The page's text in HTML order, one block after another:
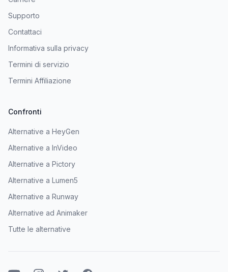
Supporto
Contattaci
Informativa sulla privacy
Termini di servizio
Termini Affiliazione
Confronti
Alternative a HeyGen
Alternative a InVideo
Alternative a Pictory
Alternative a Lumen5
Alternative a Runway
Alternative ad Animaker
Tutte le alternative